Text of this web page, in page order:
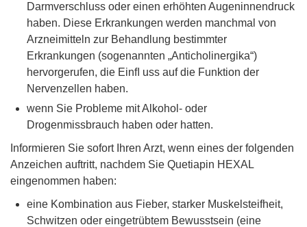
Darmverschluss oder einen erhöhten Augeninnendruck
haben. Diese Erkrankungen werden manchmal von
Arzneimitteln zur Behandlung bestimmter
Erkrankungen (sogenannten „Anticholinergika“)
hervorgerufen, die Einﬂ uss auf die Funktion der
Nervenzellen haben.
wenn Sie Probleme mit Alkohol- oder
Drogenmissbrauch haben oder hatten.
Informieren Sie sofort Ihren Arzt, wenn eines der folgenden
Anzeichen auftritt, nachdem Sie Quetiapin HEXAL
eingenommen haben:
eine Kombination aus Fieber, starker Muskelsteifheit,
Schwitzen oder eingetrübtem Bewusstsein (eine